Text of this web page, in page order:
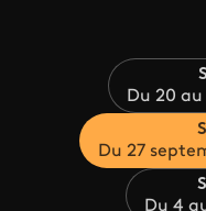
Du 20
Du 27
Du 4